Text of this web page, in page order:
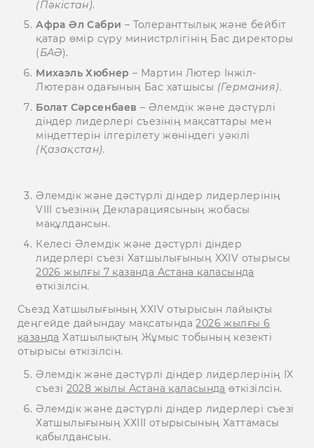
(Пәкістан).
Афра Әл Сабри – Толеранттылық және бейбіт
қатар өмір сүру министрлігінің Бас директоры
(БАӘ).
Михаэль Хюбнер– Мартин Лютер Інжіл-
Лютеран одағының Бас хатшысы (Германия).
Болат Сәрсенбаев – Әлемдік және дәстүрлі
діндер лидерлері съезінің мақсаттары мен
міндеттерін ілгерілету жөніндегі уәкілі
(Қазақстан).
Әлемдік және дәстүрлі діндер лидерлерінің
VIІI съезінің Декларациясының жобасы
мақұлдансын.
Келесі Әлемдік және дәстүрлі діндер
лидерлері съезі Хатшылығының XXIV отырысы
2026 жылғы 7 қазанда Астана қаласында
өткізілсін.
Съезд Хатшылығының XXIV отырысын лайықты
деңгейде дайындау мақсатында2026 жылғы 6
қазанда Хатшылықтың Жұмыс тобының кезекті
отырысы өткізілсін.
Әлемдік және дәстүрлі діндер лидерлерінің IX
съезі 2028 жылы Астана қаласында өткізілсін.
Әлемдік және дәстүрлі діндер лидерлері съезі
Хатшылығының ХХIII отырысының Хаттамасы
қабылдансын.